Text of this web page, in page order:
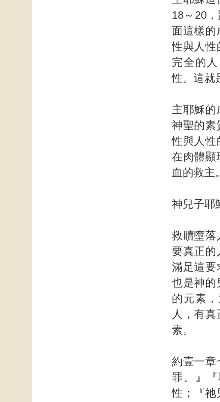
18～20
面這樣的
性與人性
完全的
性。這就
主耶穌的
神聖的素
性與人性
在肉體顯
血的救主
神兒子耶
救贖墮落
要真正的
滿足這要
也是神的
的元素
人，有
素。
約壹一章
罪。』
性；『祂